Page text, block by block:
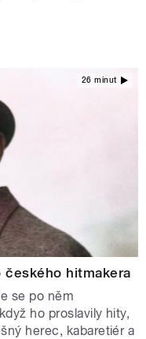
26 minut
českého hitmakera
se po něm
ho proslavily hity,
herec, kabaretiér a